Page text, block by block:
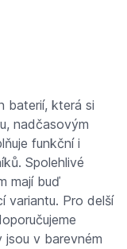
baterií, která si
nadčasovým
funkční i
Spolehlivé
mají buď
variantu. Pro delší
v barevném